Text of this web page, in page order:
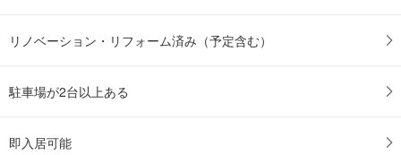
リノベーション・リフォーム済み（予定含む）
駐車場が2台以上ある
即入居可能